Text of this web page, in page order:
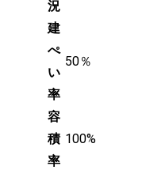
況
建
ぺ
い
率
50％
容
積
率
100%